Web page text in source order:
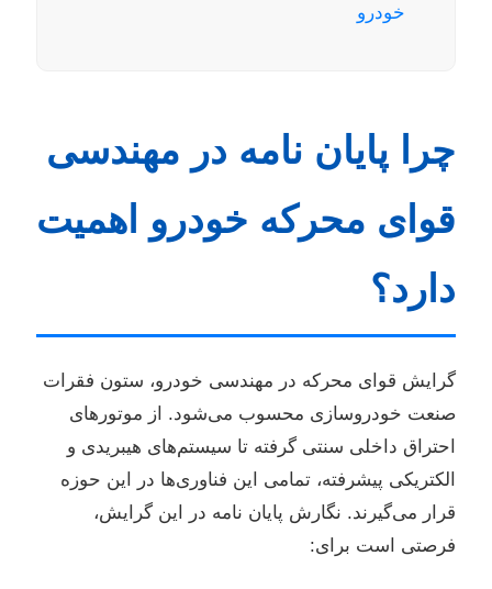
خودرو
چرا پایان نامه در مهندسی
قوای محرکه خودرو اهمیت
دارد؟
گرایش قوای محرکه در مهندسی خودرو، ستون فقرات
صنعت خودروسازی محسوب می‌شود. از موتورهای
احتراق داخلی سنتی گرفته تا سیستم‌های هیبریدی و
الکتریکی پیشرفته، تمامی این فناوری‌ها در این حوزه
قرار می‌گیرند. نگارش پایان نامه در این گرایش،
فرصتی است برای: